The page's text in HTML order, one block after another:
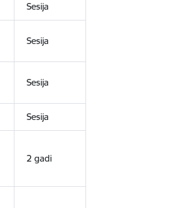
Sesija
Sesija
Sesija
Sesija
2 gadi